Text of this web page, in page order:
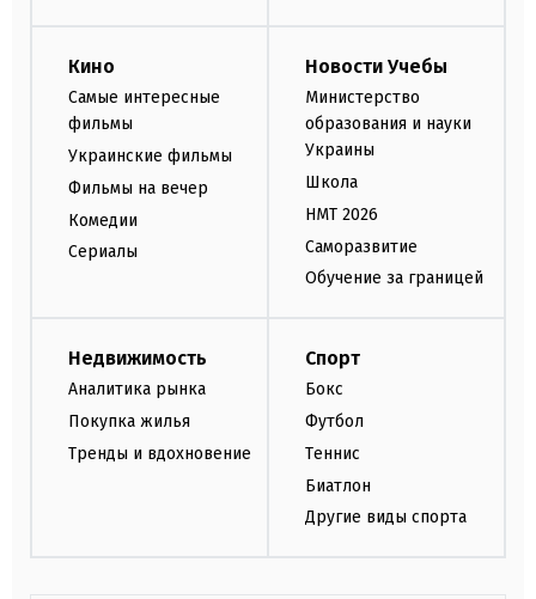
Кино
Самые интересные
фильмы
Украинские фильмы
Фильмы на вечер
Комедии
Сериалы
Новости Учебы
Министерство
образования и науки
Украины
Школа
НМТ 2026
Саморазвитие
Обучение за границей
Недвижимость
Аналитика рынка
Покупка жилья
Тренды и вдохновение
Спорт
Бокс
Футбол
Теннис
Биатлон
Другие виды спорта